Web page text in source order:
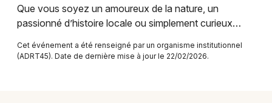
Newsletter des sorties
Artistes en tournée
Que vous soyez un amoureux de la nature, un
passionné d’histoire locale ou simplement curieux…
Cet événement a été renseigné par un organisme institutionnel
(ADRT45). Date de dernière mise à jour le 22/02/2026.